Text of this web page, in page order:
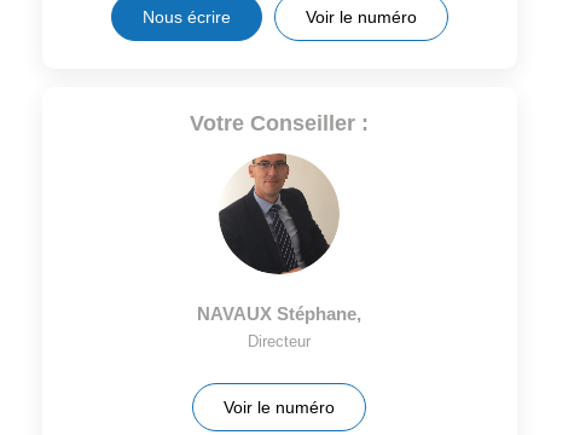
Nous écrire Voir le numéro
Votre Conseiller :
NAVAUX Stéphane,
Directeur
Voir le numéro